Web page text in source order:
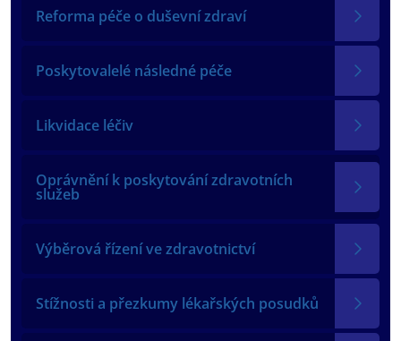
Reforma péče o duševní zdraví
Poskytovalelé následné péče
Likvidace léčiv
Oprávnění k poskytování zdravotních
služeb
Výběrová řízení ve zdravotnictví
Stížnosti a přezkumy lékařských posudků